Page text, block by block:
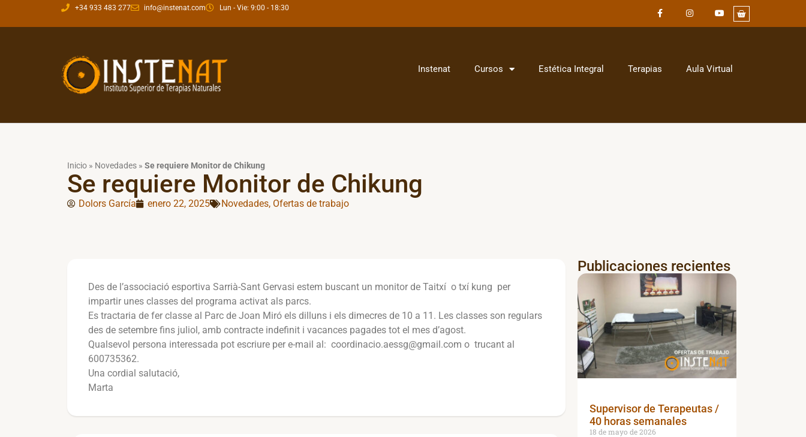
+34 933 483 277 info@instenat.com Lun - Vie: 9:00 - 18:30
Instenat Cursos Estética Integral Terapias Aula Virtual
Inicio » Novedades » Se requiere Monitor de Chikung
Se requiere Monitor de Chikung
Dolors García enero 22, 2025 Novedades, Ofertas de trabajo
Des de l’associació esportiva Sarrià-Sant Gervasi estem buscant un monitor de Taitxí o txí kung per
impartir unes classes del programa activat als parcs.
Es tractaria de fer classe al Parc de Joan Miró els dilluns i els dimecres de 10 a 11. Les classes son regulars
des de setembre fins juliol, amb contracte indefinit i vacances pagades tot el mes d’agost.
Qualsevol persona interessada pot escriure per e-mail al: coordinacio.aessg@gmail.com o trucant al
600735362.
Una cordial salutació,
Marta
Publicaciones recientes
Supervisor de Terapeutas /
40 horas semanales
18 de mayo de 2026